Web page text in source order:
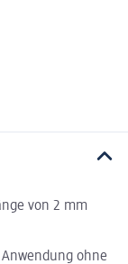
von 2 mm
ohne